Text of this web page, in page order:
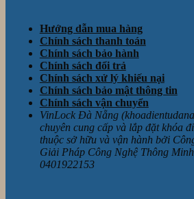
Hướng dẫn mua hàng
Chính sách thanh toán
Chính sách bảo hành
Chính sách đổi trả
Chính sách xử lý khiếu nại
Chính sách bảo mật thông tin
Chính sách vận chuyển
VinLock Đà Nẵng
chuyên cung cấp và lắp đặt khóa
thuộc sở hữu và vận hành bởi
Giải Pháp Công Nghệ Thông
0401922153